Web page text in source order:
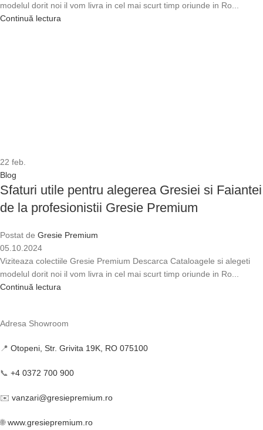
modelul dorit noi il vom livra in cel mai scurt timp oriunde in Ro...
Continuă lectura
22 feb.
Blog
Sfaturi utile pentru alegerea Gresiei si Faiantei
de la profesionistii Gresie Premium
Postat de Gresie Premium
05.10.2024
Viziteaza colectiile Gresie Premium Descarca Cataloagele si alegeti
modelul dorit noi il vom livra in cel mai scurt timp oriunde in Ro...
Continuă lectura
Adresa Showroom
📍 Otopeni, Str. Grivita 19K, RO 075100
📞 +4 0372 700 900
✉️ vanzari@gresiepremium.ro
🌐www.gresiepremium.ro